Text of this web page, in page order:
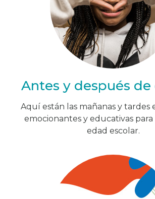
Antes y después de
Aquí están las mañanas y tardes
emocionantes y educativas para
edad escolar.